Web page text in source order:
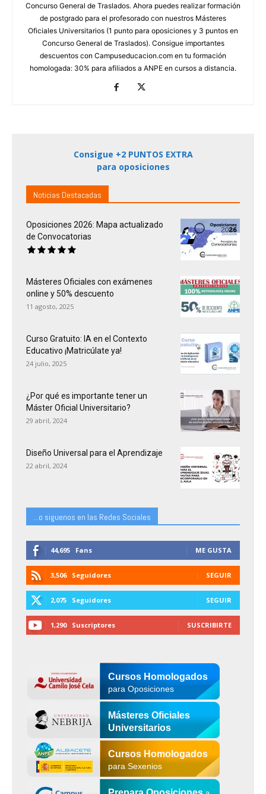
Concurso General de Traslados. Ahora puedes realizar formación
de postgrado para el profesorado con nuestros Másteres
Oficiales Universitarios (1 punto para oposiciones y 3 puntos en
Concurso General de Traslados). Consigue importantes
descuentos con Campuseducacion.com en tu formación
homologada: 30% para afiliados a ANPE en cursos a distancia.
Consigue +2 PUNTOS EXTRA
para oposiciones
Noticias Destacadas
Oposiciones 2026: Mapa actualizado
de Convocatorias
Másteres Oficiales con exámenes
online y 50% descuento
11 agosto, 2025
Curso Gratuito: IA en el Contexto
Educativo ¡Matricúlate ya!
24 julio, 2025
¿Por qué es importante tener un
Máster Oficial Universitario?
29 abril, 2024
Diseño Universal para el Aprendizaje
22 abril, 2024
...o siguenos en las Redes Sociales
44,695 Fans ME GUSTA
3,506 Seguidores SEGUIR
2,075 Seguidores SEGUIR
1,290 Suscriptores SUSCRIBIRTE
Cursos Homologados
para Oposiciones
Másteres Oficiales
Universitarios
Cursos Homologados
para Sexenios